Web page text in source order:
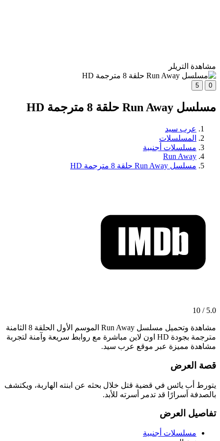
مشاهدة التريلر
0
5
مسلسل Run Away حلقة 8 مترجمة HD
عرب سيد
المسلسلات
مسلسلات أجنبية
Run Away
مسلسل Run Away حلقة 8 مترجمة HD
5.0 / 10
مشاهدة وتحميل مسلسل Run Away الموسم الأول الحلقة 8 الثامنة
مترجمة بجودة HD اون لاين مباشرة مع روابط سريعة وآمنة لتجربة
مشاهدة مميزة عبر موقع عرب سيد.
قصة العرض
يتورط أب يائس في قضية قتل خلال بحثه عن ابنته الهاربة، ويكتشف
بالصدفة أسرارًا قد تدمر أسرته للأبد.
تفاصيل العرض
مسلسلات أجنبية